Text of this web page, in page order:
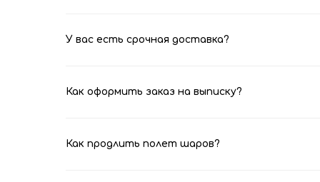
У вас есть срочная доставка?
Как оформить заказ на выписку?
Как продлить полет шаров?